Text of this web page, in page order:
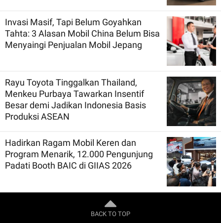
Invasi Masif, Tapi Belum Goyahkan
Tahta: 3 Alasan Mobil China Belum Bisa
Menyaingi Penjualan Mobil Jepang
Rayu Toyota Tinggalkan Thailand,
Menkeu Purbaya Tawarkan Insentif
Besar demi Jadikan Indonesia Basis
Produksi ASEAN
Hadirkan Ragam Mobil Keren dan
Program Menarik, 12.000 Pengunjung
Padati Booth BAIC di GIIAS 2026
BACK TO TOP